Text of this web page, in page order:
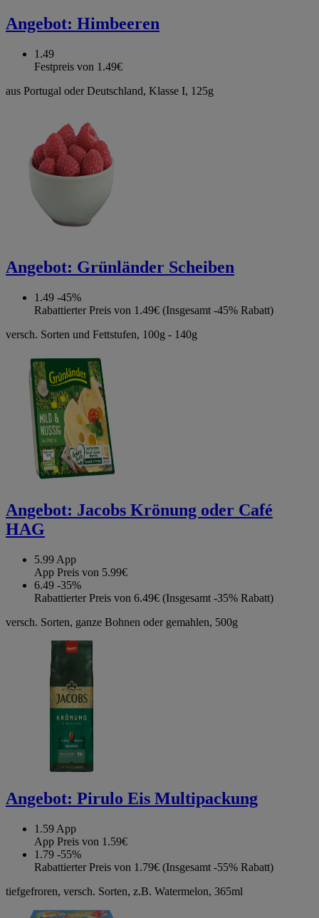
Angebot: Himbeeren
1.49
Festpreis von 1.49€
aus Portugal oder Deutschland, Klasse I, 125g
Angebot: Grünländer Scheiben
1.49 -45%
Rabattierter Preis von 1.49€ (Insgesamt -45% Rabatt)
versch. Sorten und Fettstufen, 100g - 140g
Angebot: Jacobs Krönung oder Café
HAG
5.99 App
App Preis von 5.99€
6.49 -35%
Rabattierter Preis von 6.49€ (Insgesamt -35% Rabatt)
versch. Sorten, ganze Bohnen oder gemahlen, 500g
Angebot: Pirulo Eis Multipackung
1.59 App
App Preis von 1.59€
1.79 -55%
Rabattierter Preis von 1.79€ (Insgesamt -55% Rabatt)
tiefgefroren, versch. Sorten, z.B. Watermelon, 365ml